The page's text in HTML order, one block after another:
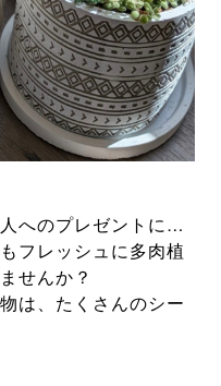
へのプレゼントに…
フレッシュに多肉植
せんか？
は、たくさんのシー